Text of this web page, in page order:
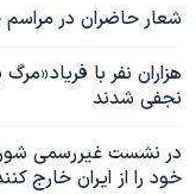
شعار حاضران در
هزاران نفر با فریاد
نجفی شدند
در نشست غیررسمی
خود را از ایران خارج